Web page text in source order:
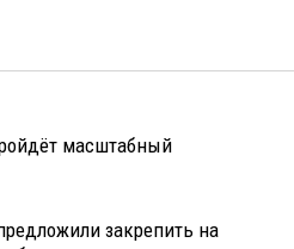
масштабный
закрепить на